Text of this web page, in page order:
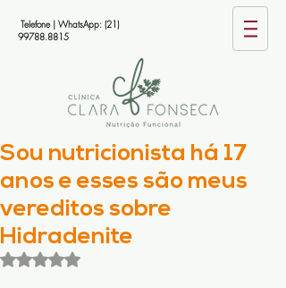
Telefone | WhatsApp: (21)
99788.8815
Sou nutricionista há 17
anos e esses são meus
vereditos sobre
Hidradenite
Avaliado com NaN de 5 estrelas.